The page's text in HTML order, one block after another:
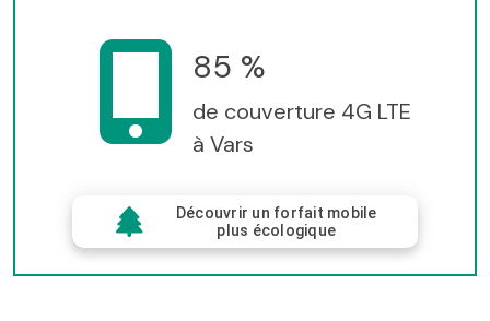
85 %
de couverture 4G LTE
à Vars
Découvrir un forfait mobile
plus écologique